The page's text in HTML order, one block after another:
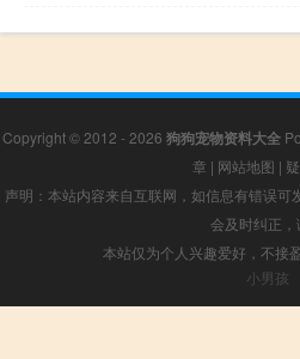
Copyright © 2012 - 2026 狗狗宠物资料大全
章 | 网站地图 |
声明：本站内容来自互联网，如信息有错误
会及时纠正，
本站仅为个人兴趣爱好，不接
小男孩